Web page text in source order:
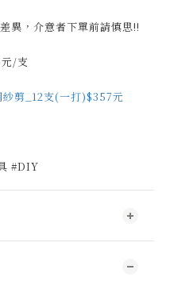
異，介意者下單前請慎思!!
/支
紗剪_12支(一打)$357元
#DIY